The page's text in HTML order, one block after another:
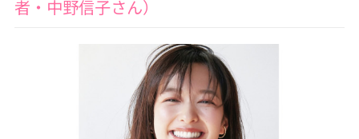
者・中野信子さん）